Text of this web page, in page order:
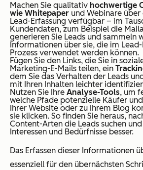
Machen Sie qualitativ hochwertige
wie Whitepaper und Webinare
Lead-Erfassung verfügbar – im
Kundendaten, zum Beispiel die
generieren Sie Leads und sammeln
Informationen über sie, die im
Prozess verwendet werden können.
Fügen Sie den Links, die Sie in
Marketing-E-Mails teilen, ein
dem Sie das Verhalten der Leads
mit Ihren Inhalten leichter
Nutzen Sie Ihre Analyse-Tools, um
welche Pfade potenzielle Käufer
Ihrer Website oder zu Ihrem Blog
sie klicken. So finden Sie heraus,
Content-Arten die Leads suchen
Interessen und Bedürfnisse besser.
Das Erfassen dieser Informationen
essenziell für den übernächsten